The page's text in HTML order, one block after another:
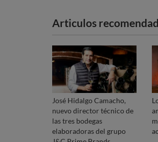
Articulos
José Hidalgo Camacho,
nuevo director técnico de
las tres bodegas
elaboradoras del grupo